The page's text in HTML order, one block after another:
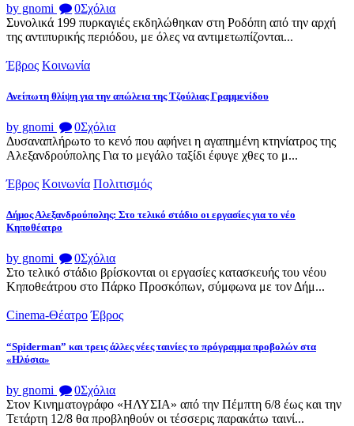
by gnomi 0Σχόλια
Συνολικά 199 πυρκαγιές εκδηλώθηκαν στη Ροδόπη από την αρχή
της αντιπυρικής περιόδου, με όλες να αντιμετωπίζονται...
Έβρος Κοινωνία
Ανείπωτη θλίψη για την απώλεια της Τζούλιας Γραμμενίδου
by gnomi 0Σχόλια
Δυσαναπλήρωτο το κενό που αφήνει η αγαπημένη κτηνίατρος της
Αλεξανδρούπολης Για το μεγάλο ταξίδι έφυγε χθες το μ...
Έβρος Κοινωνία Πολιτισμός
Δήμος Αλεξανδρούπολης: Στο τελικό στάδιο οι εργασίες για το νέο
Κηποθέατρο
by gnomi 0Σχόλια
Στο τελικό στάδιο βρίσκονται οι εργασίες κατασκευής του νέου
Κηποθεάτρου στο Πάρκο Προσκόπων, σύμφωνα με τον Δήμ...
Cinema-Θέατρο Έβρος
“Spiderman” και τρεις άλλες νέες ταινίες το πρόγραμμα προβολών στα
«Ηλύσια»
by gnomi 0Σχόλια
Στον Κινηματογράφο «ΗΛΥΣΙΑ» από την Πέμπτη 6/8 έως και την
Τετάρτη 12/8 θα προβληθούν οι τέσσερις παρακάτω ταινί...